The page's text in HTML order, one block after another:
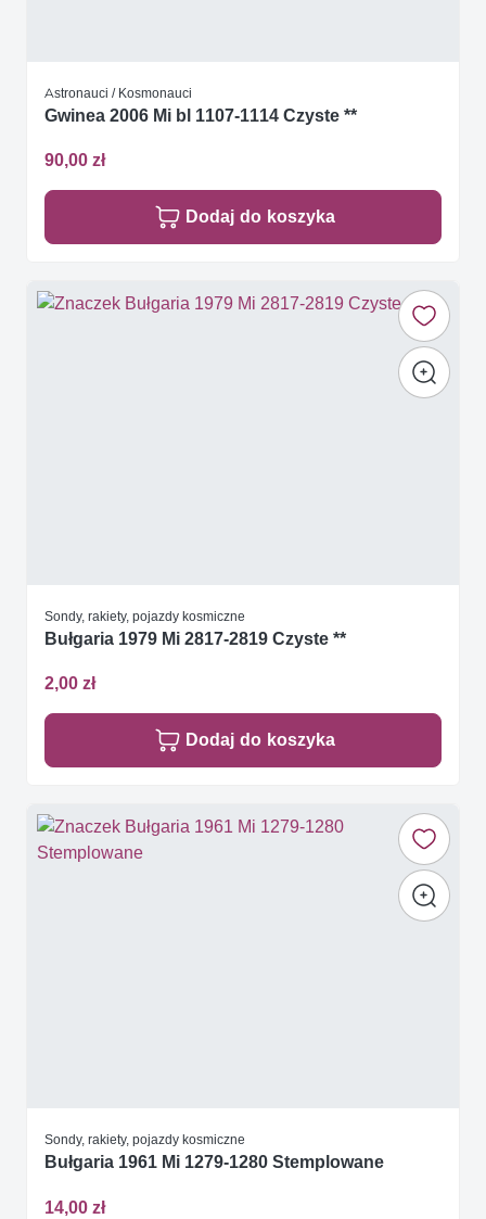
Astronauci / Kosmonauci
Gwinea 2006 Mi bl 1107-1114 Czyste **
90,00 zł
Dodaj do koszyka
Sondy, rakiety, pojazdy kosmiczne
Bułgaria 1979 Mi 2817-2819 Czyste **
2,00 zł
Dodaj do koszyka
Sondy, rakiety, pojazdy kosmiczne
Bułgaria 1961 Mi 1279-1280 Stemplowane
14,00 zł